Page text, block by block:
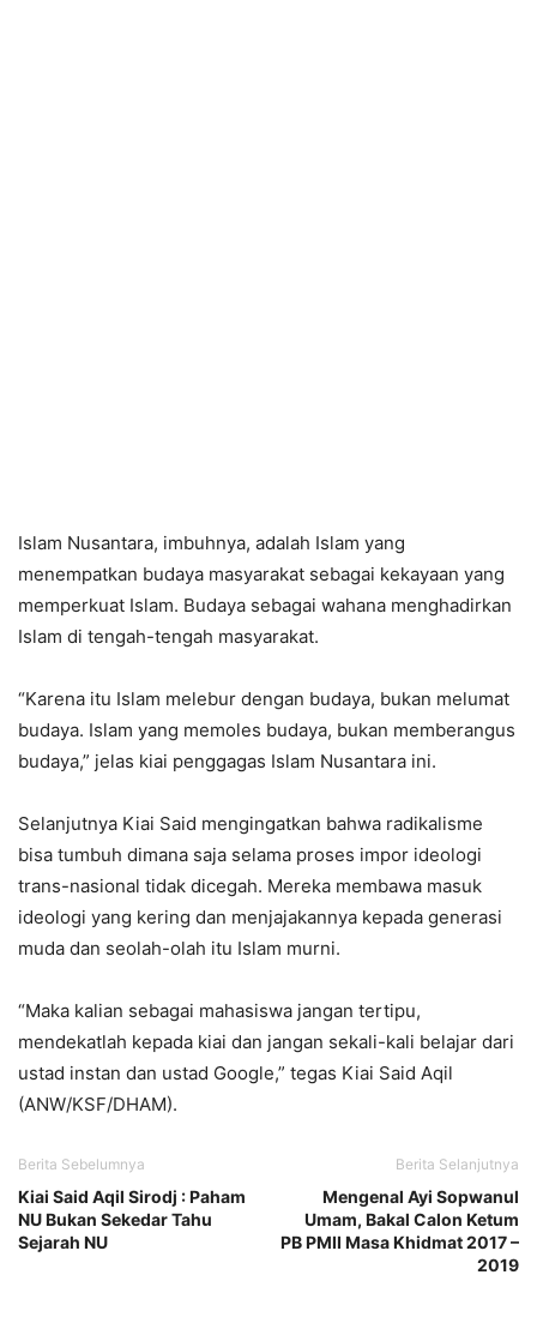
Islam Nusantara, imbuhnya, adalah Islam yang
menempatkan budaya masyarakat sebagai kekayaan yang
memperkuat Islam. Budaya sebagai wahana menghadirkan
Islam di tengah-tengah masyarakat.
“Karena itu Islam melebur dengan budaya, bukan melumat
budaya. Islam yang memoles budaya, bukan memberangus
budaya,” jelas kiai penggagas Islam Nusantara ini.
Selanjutnya Kiai Said mengingatkan bahwa radikalisme
bisa tumbuh dimana saja selama proses impor ideologi
trans-nasional tidak dicegah. Mereka membawa masuk
ideologi yang kering dan menjajakannya kepada generasi
muda dan seolah-olah itu Islam murni.
“Maka kalian sebagai mahasiswa jangan tertipu,
mendekatlah kepada kiai dan jangan sekali-kali belajar dari
ustad instan dan ustad Google,” tegas Kiai Said Aqil
(ANW/KSF/DHAM).
Berita Sebelumnya
Kiai Said Aqil Sirodj : Paham
NU Bukan Sekedar Tahu
Sejarah NU
Berita Selanjutnya
Mengenal Ayi Sopwanul
Umam, Bakal Calon Ketum
PB PMII Masa Khidmat 2017 –
2019